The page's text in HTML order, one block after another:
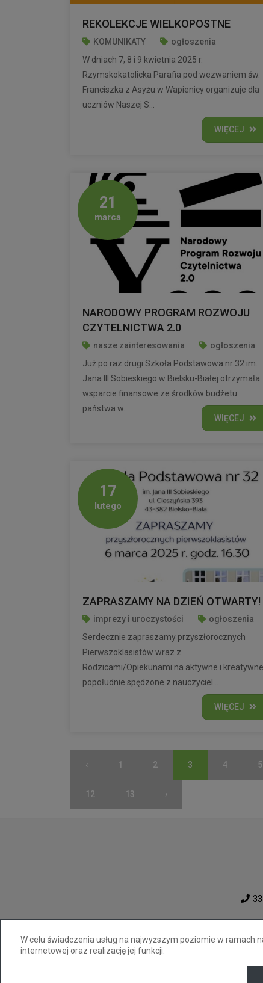
W celu świadczenia usług na najwyższym poziomie w
internetowej oraz realizację jej funkcji.
REKOLEKCJE WIELKOPOSTNE
KOMUNIKATY
ogłoszenia
W dniach 7, 8 i 9 kwietnia 2025 r.
Rzymskokatolicka Parafia pod wezwaniem św.
Franciszka z Asyżu w Wapienicy organizuje dla
uczniów Naszej S...
WIĘCEJ
21
marca
NARODOWY PROGRAM ROZWOJU
CZYTELNICTWA 2.0
nasze zainteresowania
ogłoszenia
Już po raz drugi Szkoła Podstawowa nr 32 im.
Jana III Sobieskiego w Bielsku-Białej otrzymała
wsparcie finansowe ze środków budżetu
państwa w...
WIĘCEJ
17
lutego
ZAPRASZAMY NA DZIEŃ OTWARTY!
imprezy i uroczystości
ogłoszenia
Serdecznie zapraszamy przyszłorocznych
Pierwszoklasistów wraz z
Rodzicami/Opiekunami na aktywne i kreatywne
popołudnie spędzone z nauczyciel...
WIĘCEJ
‹ 1 2 3 4 5
12 13 ›